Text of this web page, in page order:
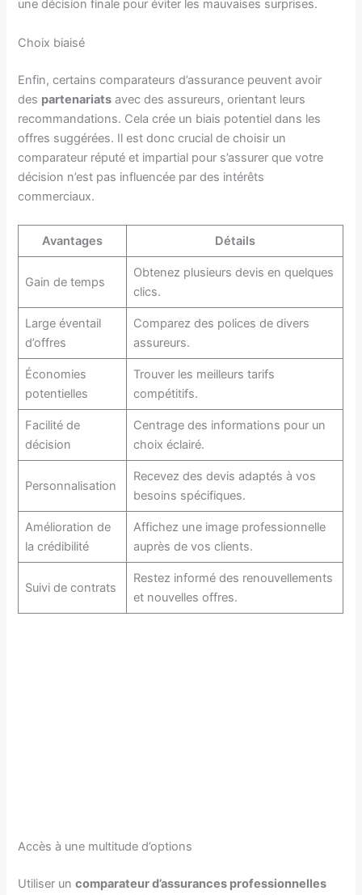
une décision finale pour éviter les mauvaises surprises.
Choix biaisé
Enfin, certains comparateurs d’assurance peuvent avoir
des partenariats avec des assureurs, orientant leurs
recommandations. Cela crée un biais potentiel dans les
offres suggérées. Il est donc crucial de choisir un
comparateur réputé et impartial pour s’assurer que votre
décision n’est pas influencée par des intérêts
commerciaux.
Avantages Détails
Gain de temps
Obtenez plusieurs devis en quelques
clics.
Large éventail
d’offres
Comparez des polices de divers
assureurs.
Économies
potentielles
Trouver les meilleurs tarifs
compétitifs.
Facilité de
décision
Centrage des informations pour un
choix éclairé.
Personnalisation
Recevez des devis adaptés à vos
besoins spécifiques.
Amélioration de
la crédibilité
Affichez une image professionnelle
auprès de vos clients.
Suivi de contrats
Restez informé des renouvellements
et nouvelles offres.
Accès à une multitude d’options
Utiliser uncomparateur d’assurances professionnelles